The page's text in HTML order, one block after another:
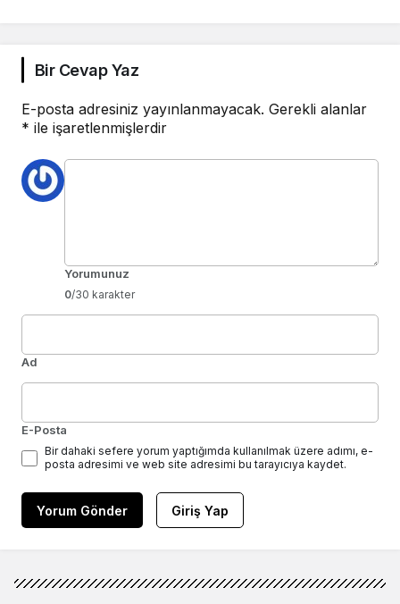
Bir Cevap Yaz
E-posta adresiniz yayınlanmayacak. Gerekli alanlar
* ile işaretlenmişlerdir
Yorumunuz
0/30 karakter
Ad
E-Posta
Bir dahaki sefere yorum yaptığımda kullanılmak üzere adımı, e-
posta adresimi ve web site adresimi bu tarayıcıya kaydet.
Yorum Gönder Giriş Yap